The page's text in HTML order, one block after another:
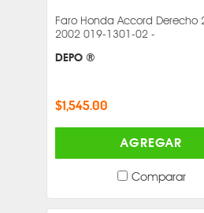
Faro Honda Accord Derecho
2002 019-1301-02 -
DEPO ®
$1,545.00
AGREGAR
Comparar